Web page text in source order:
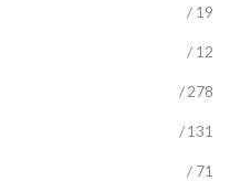
/ 19
/ 12
/ 278
/ 131
/ 71